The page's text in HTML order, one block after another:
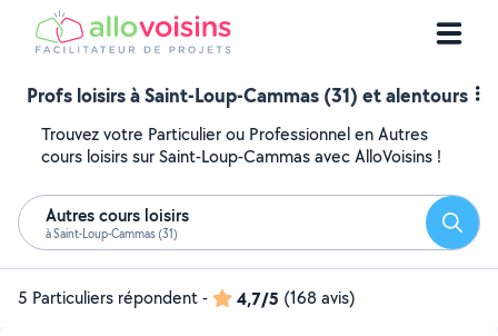
Profs loisirs à Saint-Loup-Cammas (31) et alentours
Trouvez votre Particulier ou Professionnel en Autres
cours loisirs sur Saint-Loup-Cammas avec AlloVoisins !
Autres cours loisirs
à Saint-Loup-Cammas (31)
5 Particuliers répondent- 4,7/5 (168 avis)